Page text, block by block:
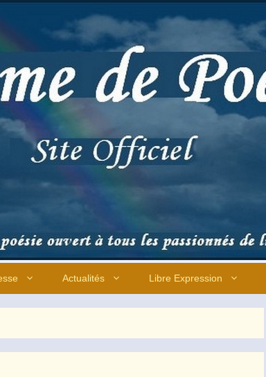
Actualités Libre Expression